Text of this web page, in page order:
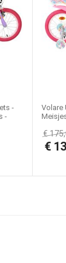
-
-
Volare
€
€